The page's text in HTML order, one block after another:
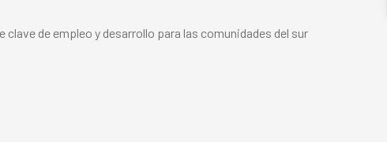
de empleo y desarrollo para las comunidades del sur